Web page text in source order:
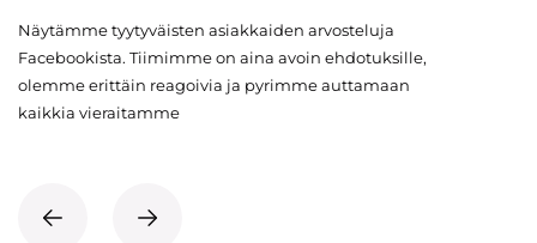
Näytämme tyytyväisten asiakkaiden arvosteluja
Facebookista. Tiimimme on aina avoin ehdotuksille,
olemme erittäin reagoivia ja pyrimme auttamaan
kaikkia vieraitamme